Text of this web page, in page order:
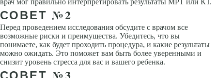
врач мог правильно интерпретировать результаты МРТ или КТ.
СОВЕТ №2
Перед проведением исследования обсудите с врачом все
возможные риски и преимущества. Убедитесь, что вы
понимаете, как будет проходить процедура, и какие результаты
можно ожидать. Это поможет вам быть более уверенными и
снизит уровень стресса для вас и вашего ребенка.